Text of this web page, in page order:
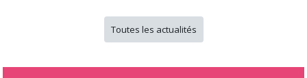
Toutes les actualités